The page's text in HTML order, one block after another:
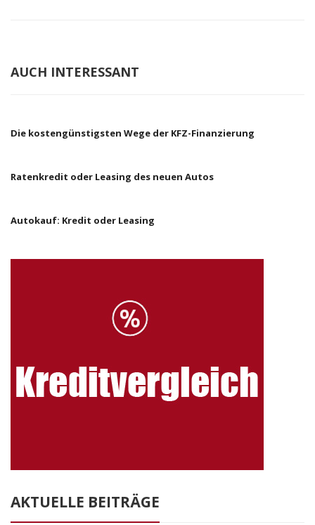
AUCH INTERESSANT
Die kostengünstigsten Wege der KFZ-Finanzierung
Ratenkredit oder Leasing des neuen Autos
Autokauf: Kredit oder Leasing
AKTUELLE BEITRÄGE